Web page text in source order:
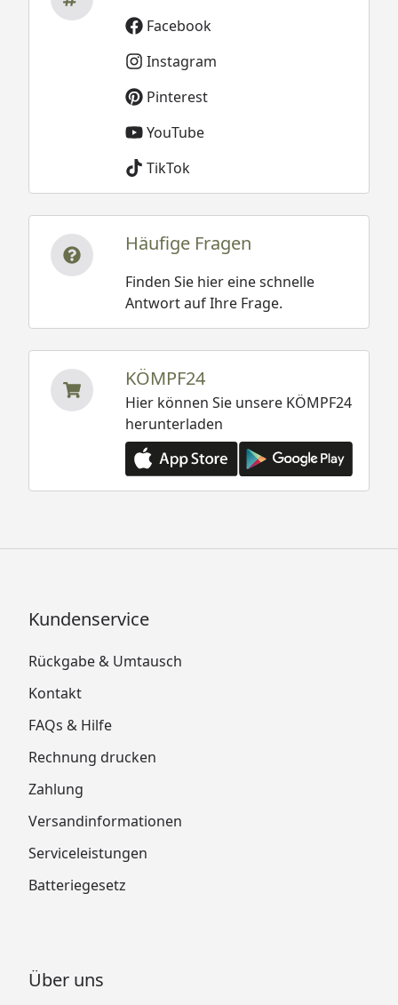
Facebook
Instagram
Pinterest
YouTube
TikTok
Häufige Fragen
Finden Sie hier eine schnelle
Antwort auf Ihre Frage.
KÖMPF24
Hier können Sie unsere KÖMPF24
herunterladen
Kundenservice
Rückgabe & Umtausch
Kontakt
FAQs & Hilfe
Rechnung drucken
Zahlung
Versandinformationen
Serviceleistungen
Batteriegesetz
Über uns